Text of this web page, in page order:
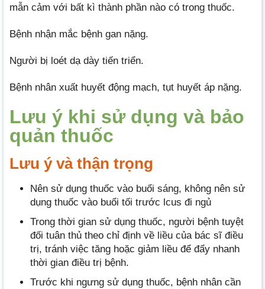
mẫn cảm với bất kì thành phần nào có trong thuốc.
Bệnh nhận mắc bệnh gan nặng.
Người bị loét dạ dày tiến triển.
Bệnh nhân xuất huyết động mạch, tụt huyết áp nặng.
Lưu ý khi sử dụng và bảo
quản thuốc
Lưu ý và thận trọng
Nên sử dụng thuốc vào buổi sáng, không nên sử
dụng thuốc vào buổi tối trước lcus đi ngủ
Trong thời gian sử dụng thuốc, người bệnh tuyệt
đối tuân thủ theo chỉ định về liều của bác sĩ điều
trị, tránh việc tăng hoặc giảm liều để đẩy nhanh
thời gian điều trị bệnh.
Trước khi ngưng sử dụng thuốc, bệnh nhân cần